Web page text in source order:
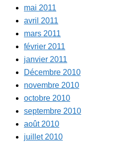
mai 2011
avril 2011
mars 2011
février 2011
janvier 2011
Décembre 2010
novembre 2010
octobre 2010
septembre 2010
août 2010
juillet 2010